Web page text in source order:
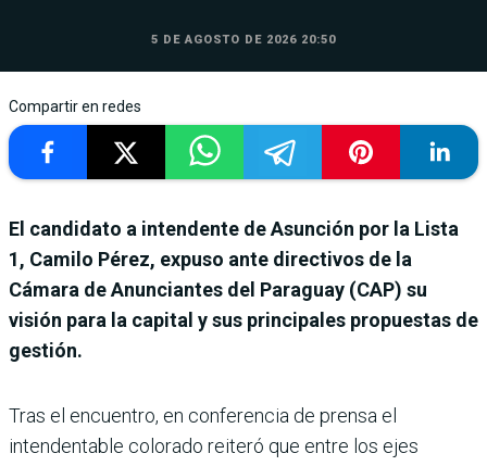
5 DE AGOSTO DE 2026 20:50
Compartir en redes
El candidato a intendente de Asunción por la Lista
1, Camilo Pérez, expuso ante directivos de la
Cámara de Anunciantes del Paraguay (CAP) su
visión para la capital y sus principales propuestas de
gestión.
Tras el encuentro, en conferencia de prensa el
intendentable colorado reiteró que entre los ejes